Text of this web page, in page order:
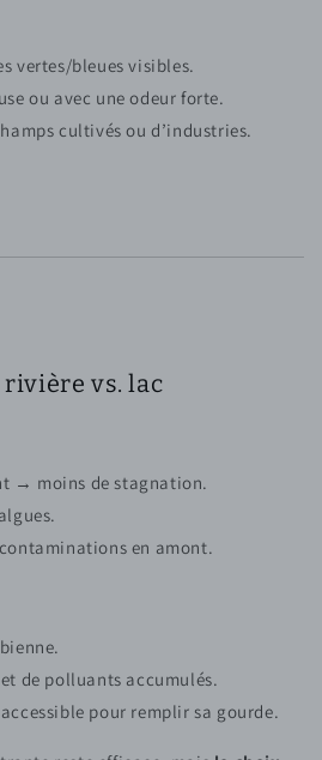
vertes/bleues visibles.
ou avec une odeur forte.
cultivés ou d’industries.
rivière vs. lac
→ moins de stagnation.
en amont.
de polluants accumulés.
pour remplir sa gourde.